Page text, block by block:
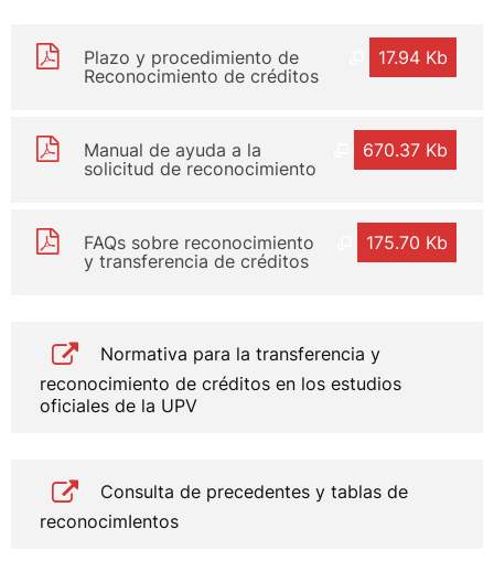
17.94 Kb
Plazo y procedimiento de
Reconocimiento de créditos
670.37 Kb
Manual de ayuda a la
solicitud de reconocimiento
175.70 Kb
FAQs sobre reconocimiento
y transferencia de créditos
Normativa para la transferencia y
reconocimiento de créditos en los estudios
oficiales de la UPV
Consulta de precedentes y tablas de
reconocimIentos